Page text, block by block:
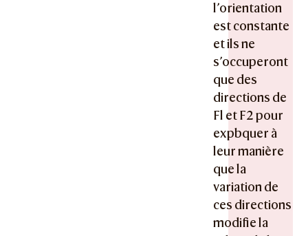
l’orientation
est constante
et ils ne
s’occuperont
que des
directions de
Fl et F2 pour
expbquer à
leur manière
que la
variation de
ces directions
modifie la